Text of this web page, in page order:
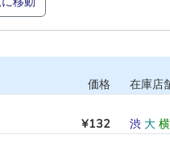
価格 在庫店
¥132 渋 大 横